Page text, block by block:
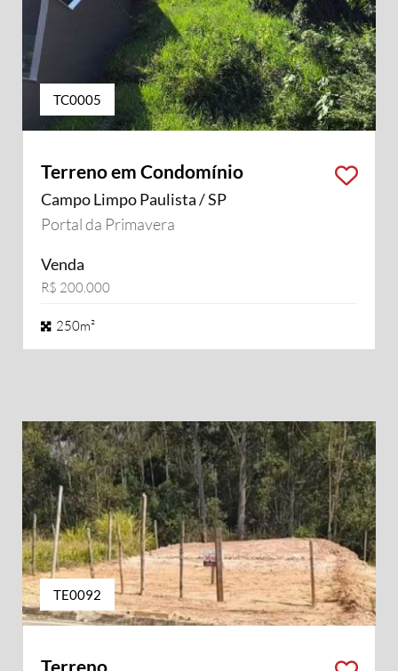
TC0005
Terreno em Condomínio
Campo Limpo Paulista / SP
Portal da Primavera
Venda
R$ 200.000
250m²
TE0092
Terreno